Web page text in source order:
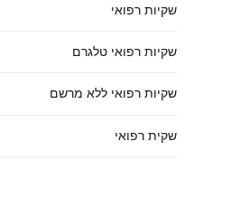
שקיות רפואי
שקיות רפואי טלגרם
שקיות רפואי ללא מרשם
שקית רפואי